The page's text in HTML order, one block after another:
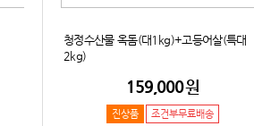
청정수산물 옥돔(대1kg)+고등어살(특대
2kg)
159,000원
진상품 조건부무료배송